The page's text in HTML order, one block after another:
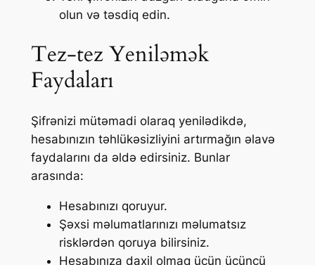
olun və təsdiq edin.
Tez-tez Yeniləmək
Faydaları
Şifrənizi mütəmadi olaraq yenilədikdə,
hesabınızın təhlükəsizliyini artırmağın əlavə
faydalarını da əldə edirsiniz. Bunlar
arasında:
Hesabınızı qoruyur.
Şəxsi məlumatlarınızı məlumatsız
risklərdən qoruya bilirsiniz.
Hesabınıza daxil olmaq üçün üçüncü